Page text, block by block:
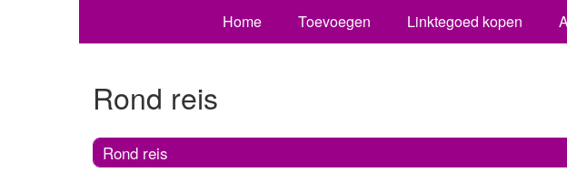
Home Toevoegen Linktegoed kopen
Rond reis
Rond reis